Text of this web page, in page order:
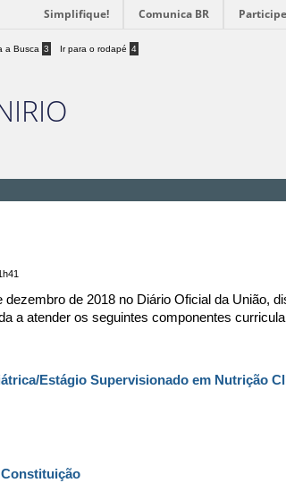
Simplifique! Comunica BR Participe
a Busca 3 Ir para o rodapé 4
dezembro de 2018 no Diário Oficial da União,
a atender os seguintes componentes
Estágio Supervisionado em Nutrição